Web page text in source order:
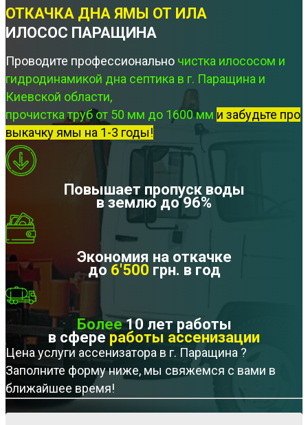
ОТКАЧКА ДНА ЯМЫ ОТ ИЛА
ИЛОСОС ПАРАЩИНА
Проводите профессионально чистка илососом и
гидродинамикой дна септика в г. Паращина и
Киевской области,
прочистка труб от 50 мм до 1600 мм и забудьте про
выкачку ямы на 1-3 годы!
Повышает пропуск воды
в землю до 96%
Экономия на откачке
до 6'500 грн. в год
Более10 лет работы
в сфере работы ассенизации
Цена услуги ассенизатора в г. Паращина ?
Заполните форму ниже, мы свяжемся с вами в
ближайшее время!